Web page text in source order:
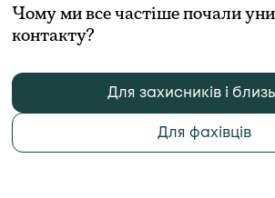
Чому ми все частіше почали
контакту?
Для захисників і
Для фахівців